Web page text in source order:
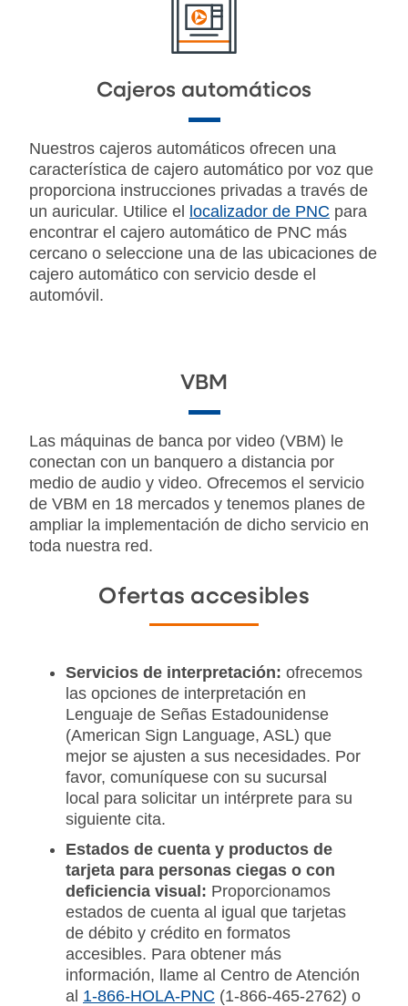
Cajeros automáticos
Nuestros cajeros automáticos ofrecen una
característica de cajero automático por voz que
proporciona instrucciones privadas a través de
un auricular. Utilice el localizador de PNC para
encontrar el cajero automático de PNC más
cercano o seleccione una de las ubicaciones de
cajero automático con servicio desde el
automóvil.
VBM
Las máquinas de banca por video (VBM) le
conectan con un banquero a distancia por
medio de audio y video. Ofrecemos el servicio
de VBM en 18 mercados y tenemos planes de
ampliar la implementación de dicho servicio en
toda nuestra red.
Ofertas accesibles
Servicios de interpretación: ofrecemos
las opciones de interpretación en
Lenguaje de Señas Estadounidense
(American Sign Language, ASL) que
mejor se ajusten a sus necesidades. Por
favor, comuníquese con su sucursal
local para solicitar un intérprete para su
siguiente cita.
Estados de cuenta y productos de
tarjeta para personas ciegas o con
deficiencia visual: Proporcionamos
estados de cuenta al igual que tarjetas
de débito y crédito en formatos
accesibles. Para obtener más
información, llame al Centro de Atención
al 1-866-HOLA-PNC (1-866-465-2762) o